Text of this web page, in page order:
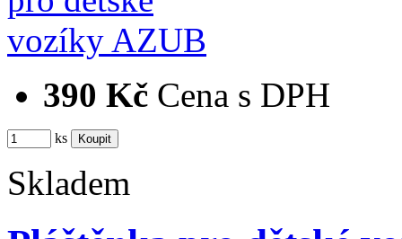
390 Kč Cena s DPH
ks
Skladem